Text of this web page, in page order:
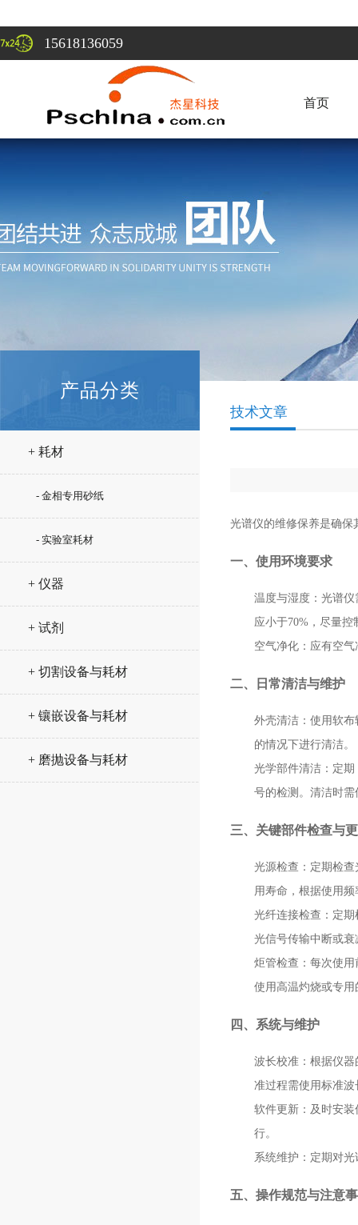
15618136059
首页
产品分类
+ 耗材
- 金相专用砂纸
- 实验室耗材
+ 仪器
+ 试剂
+ 切割设备与耗材
+ 镶嵌设备与耗材
+ 磨抛设备与耗材
技术文章
光谱仪的维修保养是确保
一、使用环境要求
温度与湿度 ：光谱
应小于70%，尽量控
空气净化 ：应有空
二、日常清洁与维护
外壳清洁 ：使用软
的情况下进行清洁。
光学部件清洁 ：定
号的检测。清洁时
三、关键部件检查与
光源检查 ：定期检
用寿命，根据使用
光纤连接检查 ：定
光信号传输中断或衰
炬管检查 ：每次使
使用高温灼烧或专
四、系统与维护
波长校准 ：根据仪
准过程需使用标准
软件更新 ：及时安
行。
系统维护 ：定期对
五、操作规范与注意